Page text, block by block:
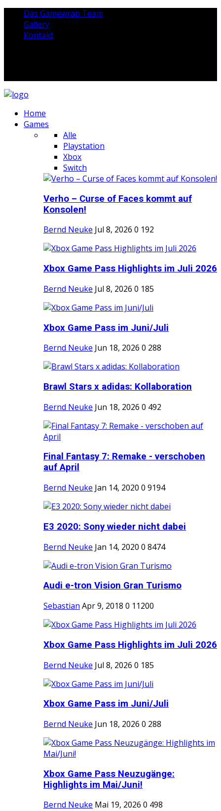
Das Gamewrap Team
Gallery
Kontakt
Home
Games
Alle
Playstation
Xbox
Switch
Verho – Curse of Faces kommt auf
Konsolen!
Bernd Neuke Jul 8, 2026 0 192
Xbox Game Pass Highlights im Juli 2026
Bernd Neuke Jul 8, 2026 0 185
Xbox Game Pass im Juni/Juli
Bernd Neuke Jun 18, 2026 0 288
Brawl Stars x adidas: Kollaboration
Bernd Neuke Jun 18, 2026 0 492
Final Fantasy 7: Remake - verschoben
auf April
Bernd Neuke Jan 14, 2020 0 9194
E3 2020: Sony wieder nicht dabei
Bernd Neuke Jan 14, 2020 0 8474
Audi e-tron Vision Gran Turismo
Sebastian Apr 9, 2018 0 11200
Xbox Game Pass Highlights im Juli 2026
Bernd Neuke Jul 8, 2026 0 185
Xbox Game Pass im Juni/Juli
Bernd Neuke Jun 18, 2026 0 288
Xbox Game Pass Neuzugänge:
Highlights im Mai/Juni!
Bernd Neuke Mai 19, 2026 0 498